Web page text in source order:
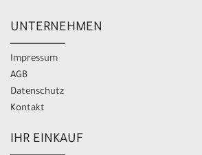
UNTERNEHMEN
Impressum
AGB
Datenschutz
Kontakt
IHR EINKAUF